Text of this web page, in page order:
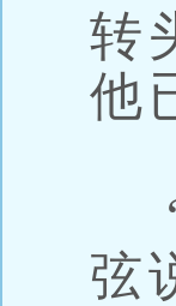
转
他
“
弦